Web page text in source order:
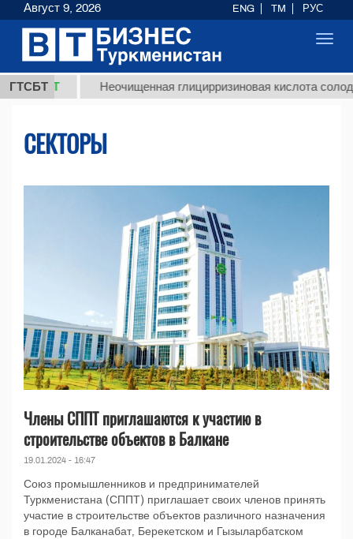
ГТСБТ Неочищенная глицирризиновая кислота солодкового
СЕКТОРЫ
Члены СППТ приглашаются к участию в
строительстве объектов в Балкане
19.01.2024 - 16:47
Союз промышленников и предпринимателей
Туркменистана (СППТ) приглашает своих членов принять
участие в строительстве объектов различного назначения
в городе Балканабат, Берекетском и Гызыларбатском
Август 9, 2026 ENG TM РУС